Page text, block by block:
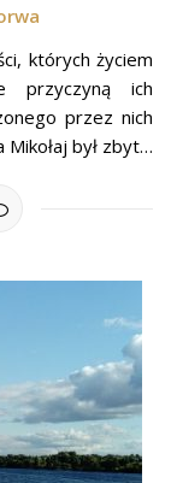
których życiem
przyczyną ich
przez nich
był zbyt…